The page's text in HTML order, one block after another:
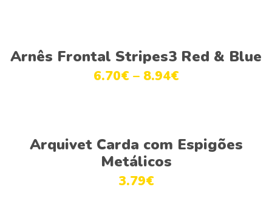
Ver opções
Arnês Frontal Stripes3 Red & Blue
6.70€ – 8.94€
Adicionar
Arquivet Carda com Espigões
Metálicos
3.79€